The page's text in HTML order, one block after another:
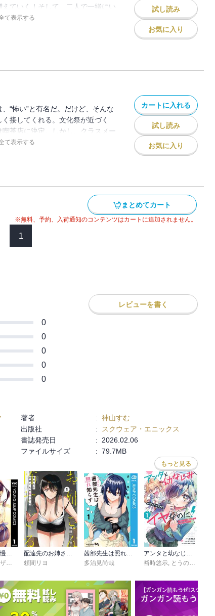
ていく！そして、二人で一緒にい
じゃないと少しずつ気づいてい
て表示する
試し読み
お気に入り
“怖い”と有名だ。だけど、そんな
接してくれる。文化祭が近づく
茶店に決定。しかし、クラスメー
いで、先輩がメイド服を着ること
て表示する
カートに入れる
試し読み
お気に入り
まとめてカート
※無料、予約、入荷通知のコンテンツはカートに追加されません。
1
レビューを書く
0
0
0
0
0
著者 : 神山すむ
出版社 :
スクウェア・エニックス
書誌発売日 : 2026.02.06
ファイルサイズ : 79.7MB
もっと見る
,兎川律, ユーキあきら,ゆがー
頼間リヨ
茜部先生は照れ知らず
多治見尚哉
裕時悠示 とうのきり